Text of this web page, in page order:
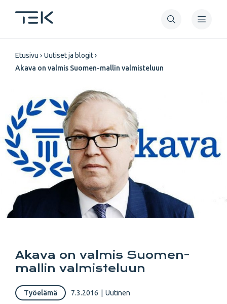
pääsisältöön
Murupolku
Etusivu
Uutiset ja blogit
Akava on valmis Suomen-mallin valmisteluun
Akava on valmis Suomen-
mallin valmisteluun
Työelämä 7.3.2016 Uutinen